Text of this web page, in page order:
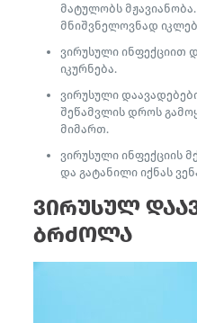
მატულობს
მნიშვნელოვნად
ვირუსული ინფექციით
იკურნება.
ვირუსული
შეწამვლის დროს
მიმართ.
ვირუსული ინფექციის
და გატანილი იქნას
ვირუსულ
ბრძოლა